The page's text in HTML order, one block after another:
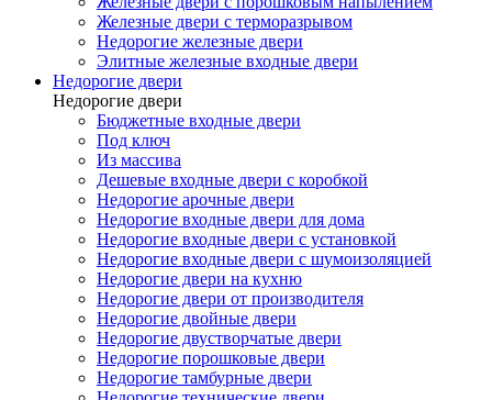
Железные двери с терморазрывом
Недорогие железные двери
Элитные железные входные двери
Недорогие двери
Недорогие двери
Бюджетные входные двери
Под ключ
Из массива
Дешевые входные двери с коробкой
Недорогие арочные двери
Недорогие входные двери для дома
Недорогие входные двери с установкой
Недорогие входные двери с шумоизоляцией
Недорогие двери на кухню
Недорогие двери от производителя
Недорогие двойные двери
Недорогие двустворчатые двери
Недорогие порошковые двери
Недорогие тамбурные двери